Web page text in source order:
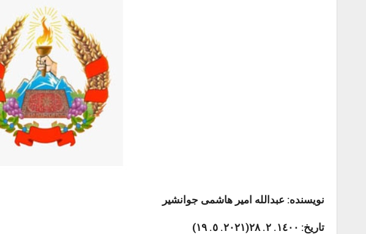
نویسنده: عبدالله امیر هاشمی جوانشیر
تاریخ: ١٤٠٠. ٢. ٢٨(٢٠٢١. ٥. ١٩)